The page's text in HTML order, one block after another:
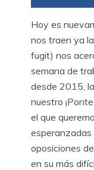
Hoy es
nos traen ya
fugit) nos
semana de
desde 2015,
nuestro
el que
esperanzadas
oposiciones
en su más